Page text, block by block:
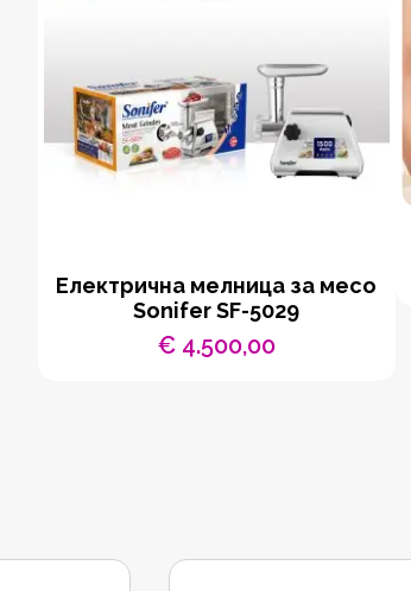
Eлектрична мелница за месо
Sonifer SF-5029
€4.500,00